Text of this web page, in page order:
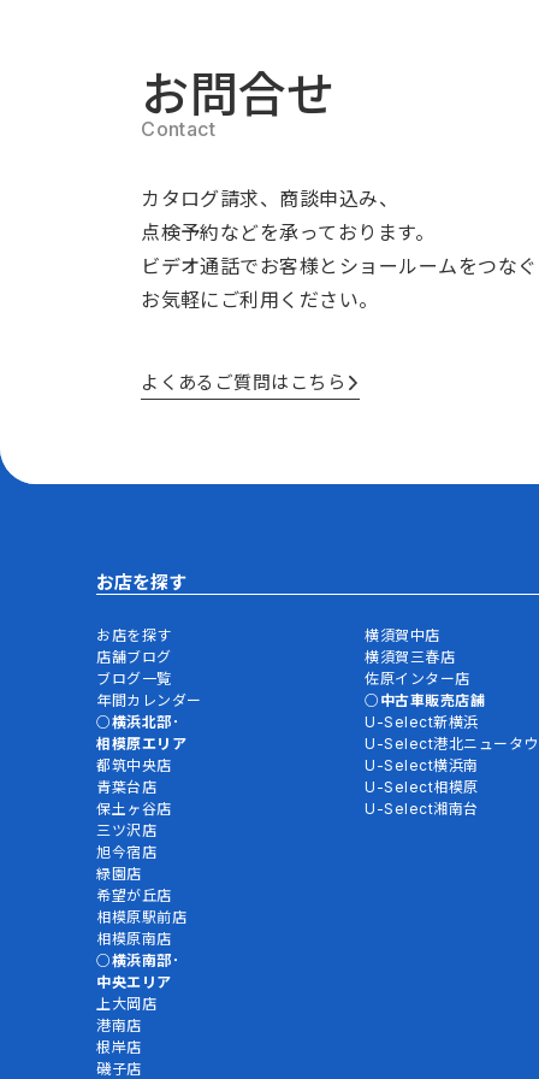
お問合せ
カタログ請求、商談申込み、
点検予約などを承っております。
ビデオ通話でお客様とショールームをつなぐ
お気軽にご利用ください。
よくあるご質問はこちら
お店を探す
お店を探す
店舗ブログ
ブログ一覧
年間カレンダー
横浜北部･
相模原エリア
都筑中央店
青葉台店
保土ヶ谷店
三ツ沢店
旭今宿店
緑園店
希望が丘店
相模原駅前店
相模原南店
横浜南部･
中央エリア
上大岡店
港南店
根岸店
磯子店
横須賀中店
横須賀三春店
佐原インター店
中古車販売店舗
U-Select新横浜
U-Select港北ニュータ
U-Select横浜南
U-Select相模原
U-Select湘南台